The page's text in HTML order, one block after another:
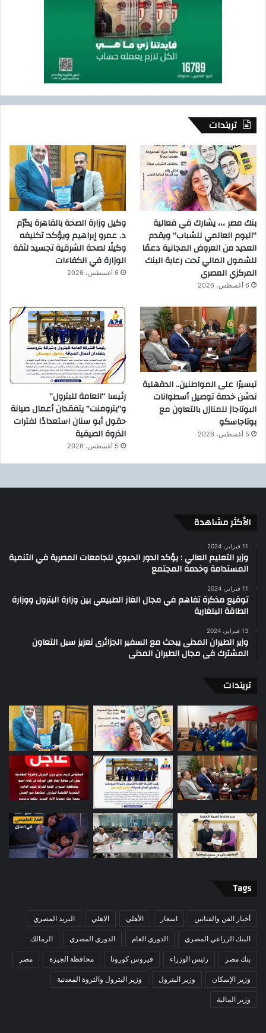
تريندات
بنك مصر ،،، يشارك في فعالية
“اليوم العالمي للشباب” ويقدم
العديد من العروض المجانية دعمًا
للشمول المالي تحت رعاية البنك
المركزي المصري
6 أغسطس، 2026
وكيل وزارة الصحة بالقاهرة يكرّم
د. عمرو إبراهيم ويؤكد: تكليفه
وكيلًا لصحة الشرقية تجسيد لثقة
الوزارة في الكفاءات
6 أغسطس، 2026
تيسيرًا على المواطنين.. الدقهلية
تدشن خدمة توصيل أسطوانات
البوتاجاز للمنازل بالتعاون مع
بوتاجاسكو
5 أغسطس، 2026
رئيسا “العامة للبترول”
و”بترومنت” يتفقدان أعمال صيانة
حقول أبو سنان استعدادًا لفترات
الذروة الصيفية
5 أغسطس، 2026
الأكثر مشاهدة
11 فبراير، 2024
وزير التعليم العالي : يؤكد الدور الحيوي للجامعات المصرية في التنمية
المستدامة وخدمة المجتمع
11 فبراير، 2024
توقيع مذكرة تفاهم في مجال الغاز الطبيعي بين وزارة البترول ووزارة
الطاقة البلغارية
13 فبراير، 2024
وزير الطيران المدنى يبحث مع السفير الجزائرى تعزيز سبل التعاون
المشترك فى مجال الطيران المدنى
تريندات
Tags
أخبار الفن والفنانين اسعار الأهلي الاهلي البريد المصري
البنك الزراعي المصري الدوري العام الدوري المصري الزمالك
بنك مصر رئيس الوزراء فيروس كورونا محافظة الجيزة مصر
وزير الإسكان وزير البترول وزير البترول والثروة المعدنية
وزير المالية